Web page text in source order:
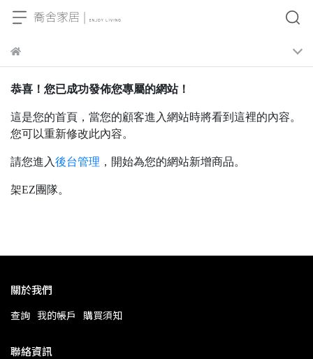
恭喜！您已成功發佈您專屬的網站！
這是您的首頁，當您的顧客進入網站時將看到這裡的內容。
您可以重新修改此內容。
請您進入後台管理 ，開始為您的網站新增商品。
架EZ團隊。
關於我們
查詢 我的帳戶 購買須知
聯絡資訊